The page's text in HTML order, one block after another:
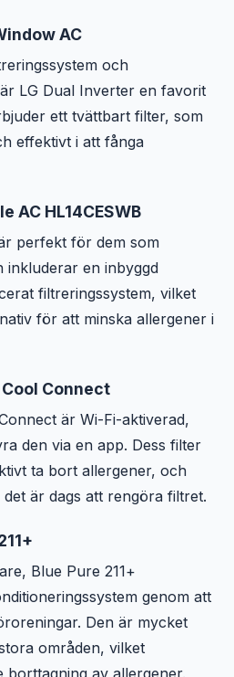
AC
och
LG Dual Inverter en favorit
ett tvättbart filter, som
effektivt i att fånga
AC HL14CESWB
perfekt för dem som
inkluderar en inbyggd
filtreringssystem, vilket
för att minska allergener i
Connect
är Wi-Fi-aktiverad,
den via en app. Dess filter
ta bort allergener, och
är dags att rengöra filtret.
Blue Pure 211+
genom att
Den är mycket
områden, vilket
av allergener.